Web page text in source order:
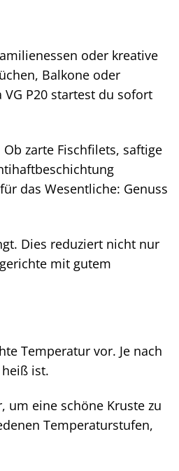
oder kreative
Balkone oder
P20 startest du sofort
zarte Fischfilets, saftige
das Wesentliche: Genuss
Dies reduziert nicht nur
mit gutem
Temperatur vor. Je nach
ist.
um eine schöne Kruste zu
Temperaturstufen,